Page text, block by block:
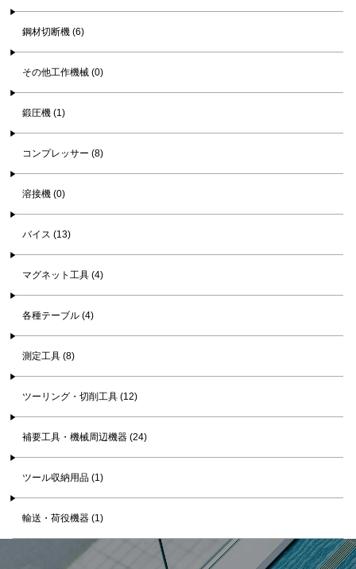
鋼材切断機 (6)
その他工作機械 (0)
鍛圧機 (1)
コンプレッサー (8)
溶接機 (0)
バイス (13)
マグネット工具 (4)
各種テーブル (4)
測定工具 (8)
ツーリング・切削工具 (12)
補要工具・機械周辺機器 (24)
ツール収納用品 (1)
輸送・荷役機器 (1)